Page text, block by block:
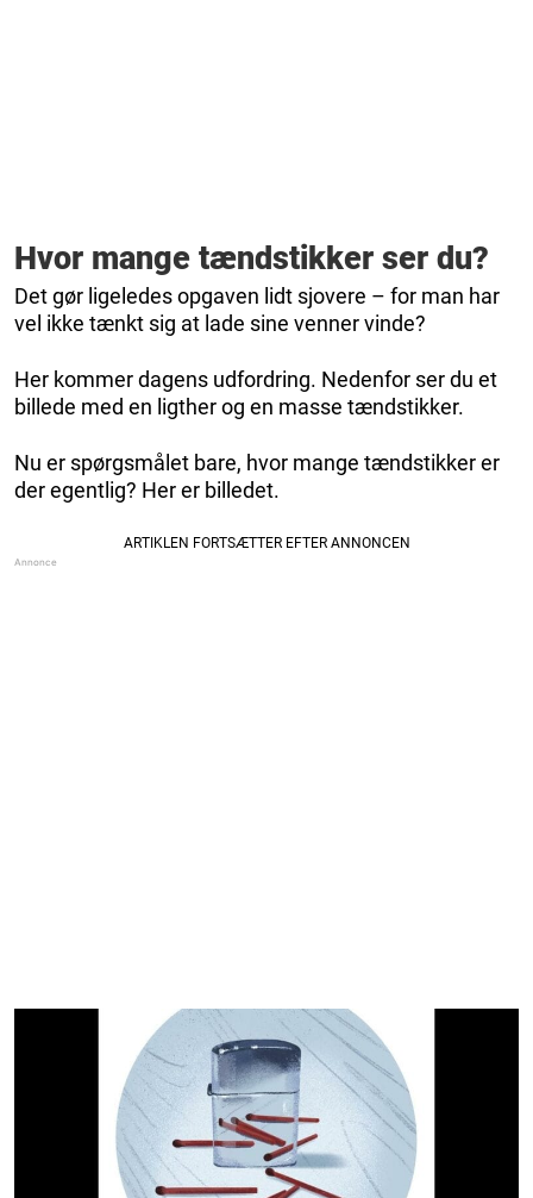
Hvor mange tændstikker ser du?
Det gør ligeledes opgaven lidt sjovere – for man har
vel ikke tænkt sig at lade sine venner vinde?
Her kommer dagens udfordring. Nedenfor ser du et
billede med en ligther og en masse tændstikker.
Nu er spørgsmålet bare, hvor mange tændstikker er
der egentlig? Her er billedet.